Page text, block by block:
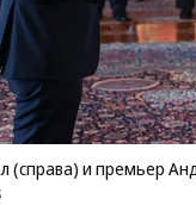
(справа) и премьер